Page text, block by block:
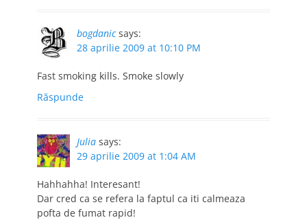
bogdanic says:
28 aprilie 2009 at 10:10 PM
Fast smoking kills. Smoke slowly
Răspunde
Julia says:
29 aprilie 2009 at 1:04 AM
Hahhahha! Interesant!
Dar cred ca se refera la faptul ca iti calmeaza
pofta de fumat rapid!